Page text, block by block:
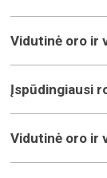
Vidutinė oro ir
Įspūdingiausi
Vidutinė oro ir